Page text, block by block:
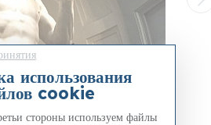
использования
cookie
стороны используем файлы